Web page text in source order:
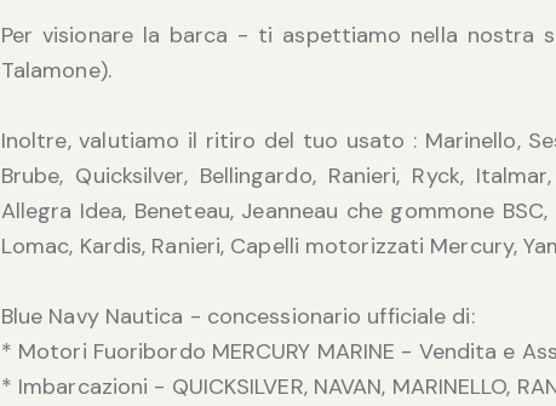
Per visionare la barca - ti aspettiamo nella nostra
Talamone).
Inoltre, valutiamo il ritiro del tuo usato : Marinello,
Brube, Quicksilver, Bellingardo, Ranieri, Ryck,
Allegra Idea, Beneteau, Jeanneau che gommone BSC,
Lomac, Kardis, Ranieri, Capelli motorizzati Mercury,
Blue Navy Nautica - concessionario ufficiale di:
* Motori Fuoribordo MERCURY MARINE - Vendita e
* Imbarcazioni - QUICKSILVER, NAVAN, MARINELLO,